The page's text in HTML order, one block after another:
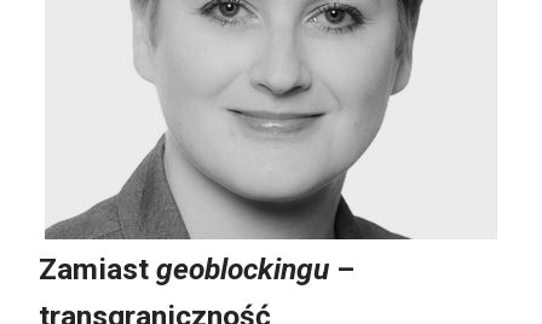
Zamiast geoblockingu –
transgraniczność